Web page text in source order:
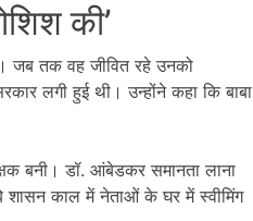
की’
जब तक वह जीवित रहे उनको
लगी हुई थी। उन्होंने कहा कि बाबा
बनी। डॉ. आंबेडकर समानता लाना
काल में नेताओं के घर में स्वीमिंग